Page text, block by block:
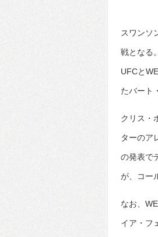
スワンソ
戦となる
UFCと
たバート
クリス・
ターのア
の発表で
が、コー
なお、
イア・フ